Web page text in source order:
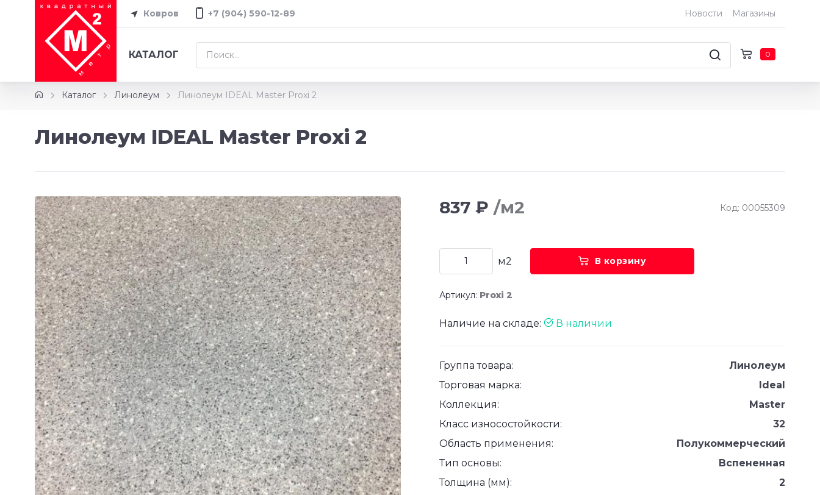
Ковров +7 (904) 590-12-89 Новости Магазины
КАТАЛОГ 0
Каталог Линолеум Линолеум IDEAL Master Proxi 2
Линолеум IDEAL Master Proxi 2
837 ₽ /м2 Код: 00055309
м2 В корзину
Артикул: Proxi 2
Наличие на складе: В наличии
Группа товара:
Линолеум
Торговая марка:
Ideal
Коллекция:
Master
Класс износостойкости:
32
Область применения:
Полукоммерческий
Тип основы:
Вспененная
Толщина (мм):
2